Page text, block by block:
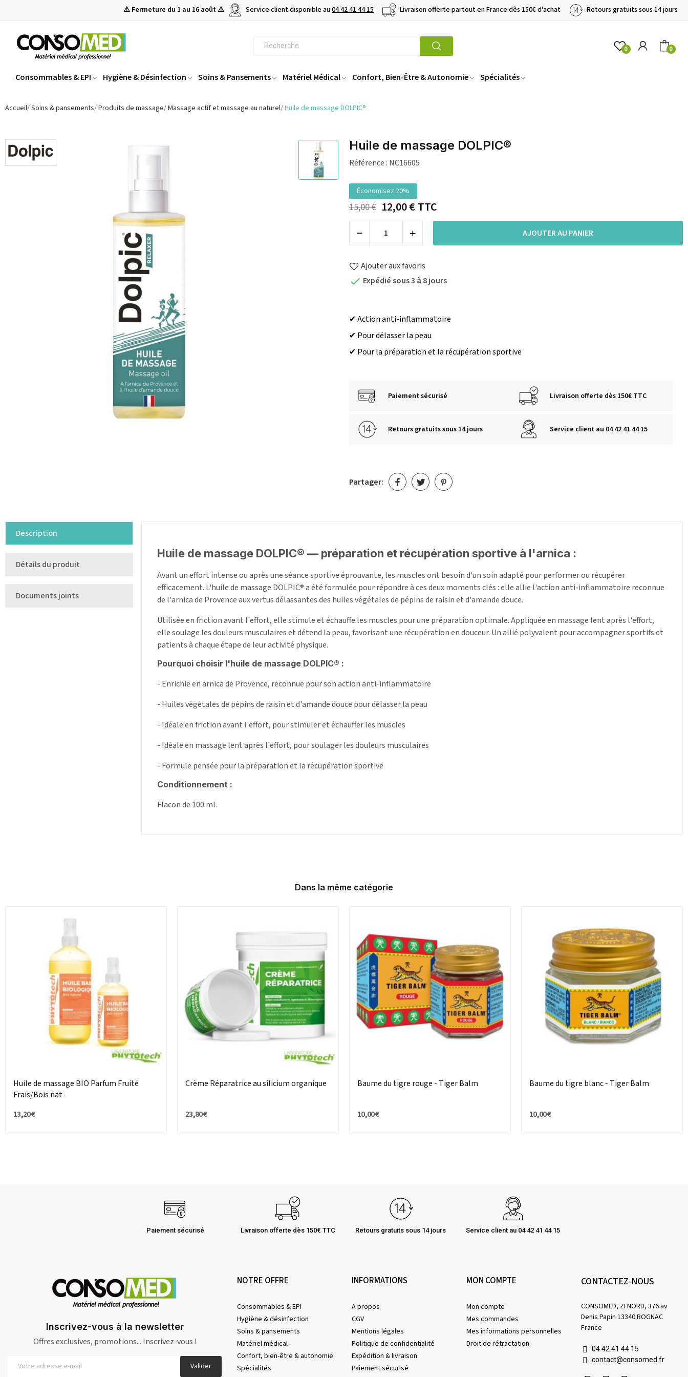
⚠️ Fermeture du 1 au 16 août ⚠️ Service client disponible au04 42 41 44 15 Livraison offerte partout en France dès 150€ d'achat Retours gratuits sous 14 jours
0 0
Consommables & EPI Hygiène & Désinfection Soins & Pansements Matériel Médical Confort, Bien-Être & Autonomie Spécialités
Accueil Soins & pansements Produits de massage Massage actif et massage au naturel Huile de massage DOLPIC®
Huile de massage DOLPIC®
Référence : NC16605
Économisez 20%
15,00 € 12,00 €TTC
AJOUTER AU PANIER
Ajouter aux favoris
 Expédié sous 3 à 8 jours
✔ Action anti-inflammatoire
✔ Pour délasser la peau
✔ Pour la préparation et la récupération sportive
Paiement sécurisé Livraison offerte dès 150€ TTC
Retours gratuits sous 14 jours Service client au 04 42 41 44 15
Partager:
Description
Détails du produit
Documents joints
Huile de massage DOLPIC® — préparation et récupération sportive à l'arnica :
Avant un effort intense ou après une séance sportive éprouvante, les muscles ont besoin d'un soin adapté pour performer ou récupérer
efficacement. L'huile de massage DOLPIC® a été formulée pour répondre à ces deux moments clés : elle allie l'action anti-inflammatoire reconnue
de l'arnica de Provence aux vertus délassantes des huiles végétales de pépins de raisin et d'amande douce.
Utilisée en friction avant l'effort, elle stimule et échauffe les muscles pour une préparation optimale. Appliquée en massage lent après l'effort,
elle soulage les douleurs musculaires et détend la peau, favorisant une récupération en douceur. Un allié polyvalent pour accompagner sportifs et
patients à chaque étape de leur activité physique.
Pourquoi choisir l'huile de massage DOLPIC® :
- Enrichie en arnica de Provence, reconnue pour son action anti-inflammatoire
- Huiles végétales de pépins de raisin et d'amande douce pour délasser la peau
- Idéale en friction avant l'effort, pour stimuler et échauffer les muscles
- Idéale en massage lent après l'effort, pour soulager les douleurs musculaires
- Formule pensée pour la préparation et la récupération sportive
Conditionnement :
Flacon de 100 ml.
Dans la même catégorie
Huile de massage BIO Parfum Fruité
Frais/Bois nat
13,20 €
Crème Réparatrice au silicium organique
23,80 €
Baume du tigre rouge - Tiger Balm
10,00 €
Baume du tigre blanc - Tiger Balm
10,00 €
Paiement sécurisé Livraison offerte dès 150€ TTC Retours gratuits sous 14 jours Service client au 04 42 41 44 15
Inscrivez-vous à la newsletter
Offres exclusives, promotions... Inscrivez-vous !
Valider
NOTRE OFFRE
Consommables & EPI
Hygiène & désinfection
Soins & pansements
Matériel médical
Confort, bien-être & autonomie
Spécialités
INFORMATIONS
A propos
CGV
Mentions légales
Politique de confidentialité
Expédition & livraison
Paiement sécurisé
MON COMPTE
Mon compte
Mes commandes
Mes informations personnelles
Droit de rétractation
CONTACTEZ-NOUS
CONSOMED, ZI NORD, 376 av
Denis Papin 13340 ROGNAC
France
04 42 41 44 15
contact@consomed.fr